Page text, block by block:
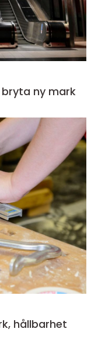
ny mark